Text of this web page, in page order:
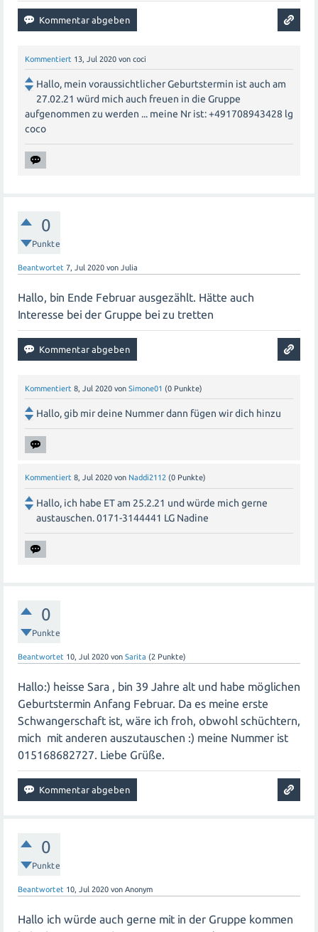
Kommentiert 13, Jul 2020 von coci
Hallo, mein voraussichtlicher Geburtstermin ist auch am
27.02.21 würd mich auch freuen in die Gruppe
aufgenommen zu werden ... meine Nr ist: +491708943428 lg
coco
0
Punkte
Beantwortet 7, Jul 2020 von Julia
Hallo, bin Ende Februar ausgezählt. Hätte auch
Interesse bei der Gruppe bei zu tretten
Kommentiert 8, Jul 2020 von Simone01 (0 Punkte)
Hallo, gib mir deine Nummer dann fügen wir dich hinzu
Kommentiert 8, Jul 2020 von Naddi2112 (0 Punkte)
Hallo, ich habe ET am 25.2.21 und würde mich gerne
austauschen. 0171-3144441 LG Nadine
0
Punkte
Beantwortet 10, Jul 2020 von Sarita (2 Punkte)
Hallo:) heisse Sara , bin 39 Jahre alt und habe möglichen
Geburtstermin Anfang Februar. Da es meine erste
Schwangerschaft ist, wäre ich froh, obwohl schüchtern,
mich mit anderen auszutauschen :) meine Nummer ist
015168682727. Liebe Grüße.
0
Punkte
Beantwortet 10, Jul 2020 von Anonym
Hallo ich würde auch gerne mit in der Gruppe kommen